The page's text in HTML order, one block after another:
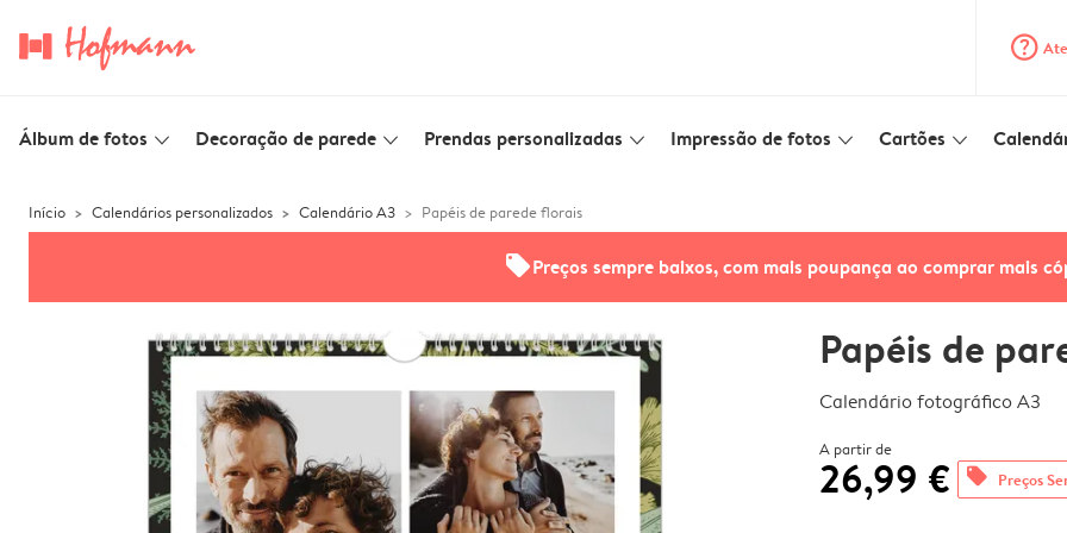
question_mark_circle
Álbum de fotos slim_arrow_down Decoração de parede slim_arrow_down Prendas personalizadas slim_arrow_down Impressão de fotos slim_arrow_down Cartões slim_arrow_down
Início Calendários personalizados Calendário A3 Papéis de parede florais
offersPreços sempre baixos, com mais poupança ao comprar mais
Papéis de
Calendário fotográfico A3
A partir de
26,99 € offers Preços